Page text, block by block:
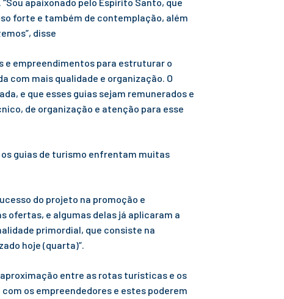
forte e também de contemplação, além
disse
e empreendimentos para estruturar o
com mais qualidade e organização. O
e que esses guias sejam remunerados e
de organização e atenção para esse
os guias de turismo enfrentam muitas
do projeto na promoção e
e algumas delas já aplicaram a
primordial, que consiste na
hoje (quarta)”.
entre as rotas turísticas e os
os empreendedores e estes poderem